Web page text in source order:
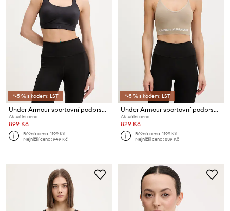
*-5 % s kódem: LST
Under Armour sportovní podprsenka Effortless High
Aktuální cena:
899 Kč
Běžná cena:1199 Kč
Nejnižší cena:949 Kč
*-5 % s kódem: LST
Under Armour sportovní podprsenka Vanish Seamless
Aktuální cena:
829 Kč
Běžná cena:1199 Kč
Nejnižší cena:839 Kč